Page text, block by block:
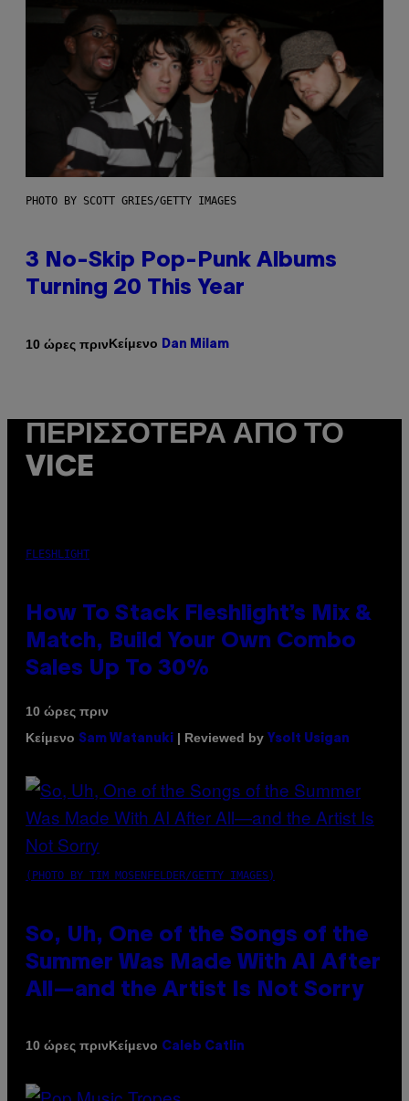
PHOTO BY SCOTT GRIES/GETTY IMAGES
3 No-Skip Pop-Punk Albums
Turning 20 This Year
10 ώρες πρινΚείμενο Dan Milam
ΠΕΡΙΣΣΌΤΕΡΑ ΑΠΌ ΤΟ
VICE
FLESHLIGHT
How To Stack Fleshlight’s Mix &
Match, Build Your Own Combo
Sales Up To 30%
10 ώρες πριν
Κείμενο Sam Watanuki | Reviewed by Ysolt Usigan
(PHOTO BY TIM MOSENFELDER/GETTY IMAGES)
So, Uh, One of the Songs of the
Summer Was Made With AI After
All—and the Artist Is Not Sorry
10 ώρες πρινΚείμενο Caleb Catlin